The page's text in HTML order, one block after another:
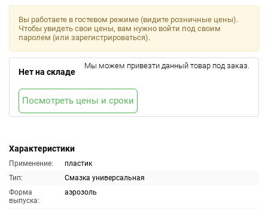
Характеристики
Применение:
пластик
Тип:
Смазка универсальная
Форма
выпуска:
аэрозоль
Вы работаете в гостевом режиме (видите розничные цены).
Чтобы увидеть свои цены, вам нужно войти под своим
паролем (или зарегистрироваться).
Нет на складе
Мы можем привезти данный товар под заказ.
Посмотреть цены и сроки